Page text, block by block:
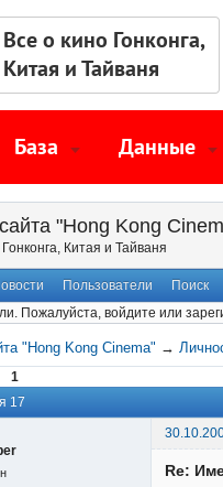
Все о кино Гонконга,
Китая и Тайваня
База Данные
"Hong Kong
Китая и Тайваня
Пользователи
Поиск
Пожалуйста, войдите или
"Hong Kong Cinema" →
1
17
Re: